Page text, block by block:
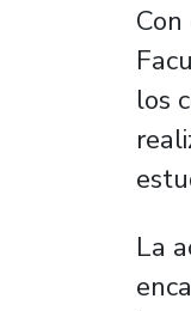
los
La